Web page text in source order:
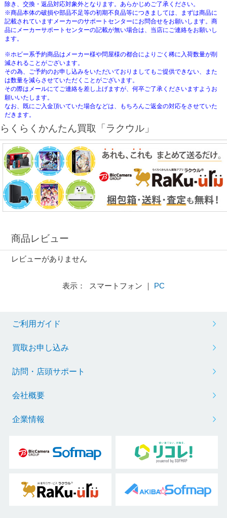
除き、交換・返品対応対象外となります。あらかじめご了承ください。
※商品本体の破損や部品不足等の初期不良品等につきましては、まずは商品に
記載されていますメーカーのサポートセンターにお問合せをお願いします。商
品にメーカーサポートセンターの記載が無い場合は、当店にご連絡をお願いし
ます。
※ホビー系予約商品はメーカー様や問屋様の都合によりごく稀に入荷数量が削
減されることがございます。
その為、ご予約のお申し込みをいただいておりましてもご提供できない、また
は数量を減らさせていただくことがございます。
その際はメールにてご連絡を差し上げますが、何卒ご了承くださいますようお
願いいたします。
なお、既にご入金頂いていた場合などは、もちろんご返金の対応をさせていた
だきます。
らくらくかんたん買取「ラクウル」
商品レビュー
レビューがありません
表示： スマートフォン ｜ PC
ご利用ガイド
買取お申し込み
訪問・店頭サポート
会社概要
企業情報